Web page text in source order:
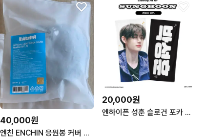
40,000원
엔친 ENCHIN 응원봉 커버 녹스타 엔하이픈
20,000원
엔하이픈 성훈 슬로건 포카 앨범 인형 응원봉 엔친 스노위 정원 제이 선우